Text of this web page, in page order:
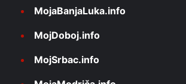
MojaBanjaLuka.info
MojDoboj.info
MojSrbac.info